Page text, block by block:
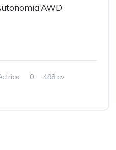
AWD
0
498 cv